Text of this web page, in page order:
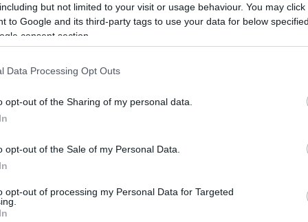
but not limited to your visit or usage behaviour. You may
to Google and its third-party tags to use your data for below
consent section.
Data Processing Opt Outs
opt-out of the Sharing of my personal data.
opt-out of the Sale of my Personal Data.
opt-out of processing my Personal Data for Targeted
tehát a következő négy-öt évben nem lép színpadra a
Bármi is történik ezután, az csak pozitív irányba
napjára mintegy háromórás koncerttel készül a zenekar.
idéző kisszínpados rész, fellép velük a régi dobos,
utoljára megmutatni, hogy mi lehettünk volna Michael
elhangzott, hogy a koncertről DVD